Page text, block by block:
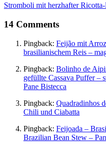
Stromboli mit herzhafter
14 Comments
Pingback: Feijão mit
brasilianischem Reis –
Pingback: Bolinho de
gefüllte Cassava Puffer –
Pane Bistecca
Pingback: Quadradinhos
Chili und Ciabatta
Pingback: Feijoada –
Brazilian Bean Stew –